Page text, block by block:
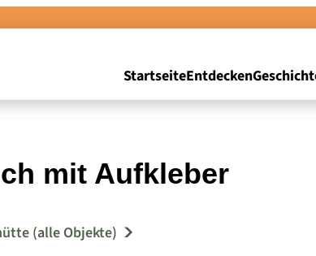
StartseiteEntdecken
mit Aufkleber
(alle Objekte)